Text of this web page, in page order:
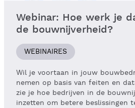
Webinar: Hoe werk je
de bouwnijverheid?
WEBINAIRES
Wil je voortaan in jouw
nemen op basis van feiten en
zie je hoe bedrijven in de
inzetten om betere beslissingen